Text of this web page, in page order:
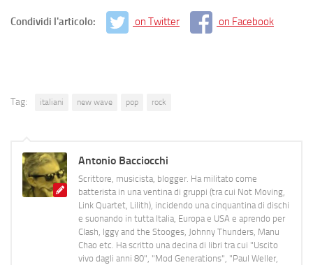
Condividi l'articolo: on Twitter on Facebook
Tag: italiani new wave pop rock
Antonio Bacciocchi
Scrittore, musicista, blogger. Ha militato come
batterista in una ventina di gruppi (tra cui Not Moving,
Link Quartet, Lilith), incidendo una cinquantina di dischi
e suonando in tutta Italia, Europa e USA e aprendo per
Clash, Iggy and the Stooges, Johnny Thunders, Manu
Chao etc. Ha scritto una decina di libri tra cui "Uscito
vivo dagli anni 80", "Mod Generations", "Paul Weller,